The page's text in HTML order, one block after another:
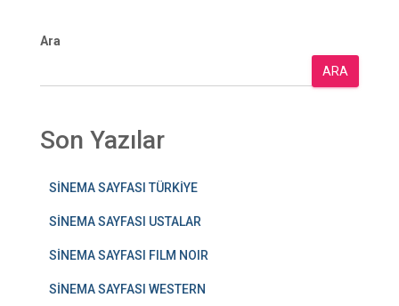
Ara
ARA
Son Yazılar
SİNEMA SAYFASI TÜRKİYE
SİNEMA SAYFASI USTALAR
SİNEMA SAYFASI FILM NOIR
SİNEMA SAYFASI WESTERN